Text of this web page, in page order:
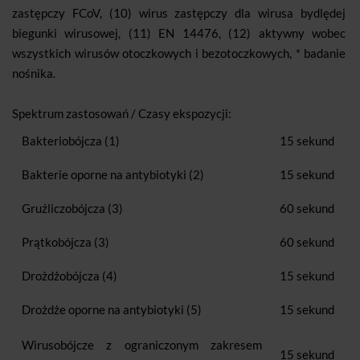
zastępczy FCoV, (10) wirus zastępczy dla wirusa bydlędej
biegunki wirusowej, (11) EN 14476, (12) aktywny wobec
wszystkich wirusów otoczkowych i bezotoczkowych, * badanie
nośnika.
Spektrum zastosowań / Czasy ekspozycji:
Bakteriobójcza (1)
15 sekund
Bakterie oporne na antybiotyki (2) 15 sekund
Gruźliczobójcza (3) 60 sekund
Prątkobójcza (3) 60 sekund
Drożdżobójcza (4) 15 sekund
Drożdże oporne na antybiotyki (5) 15 sekund
Wirusobójcze z ograniczonym zakresem
15 sekund